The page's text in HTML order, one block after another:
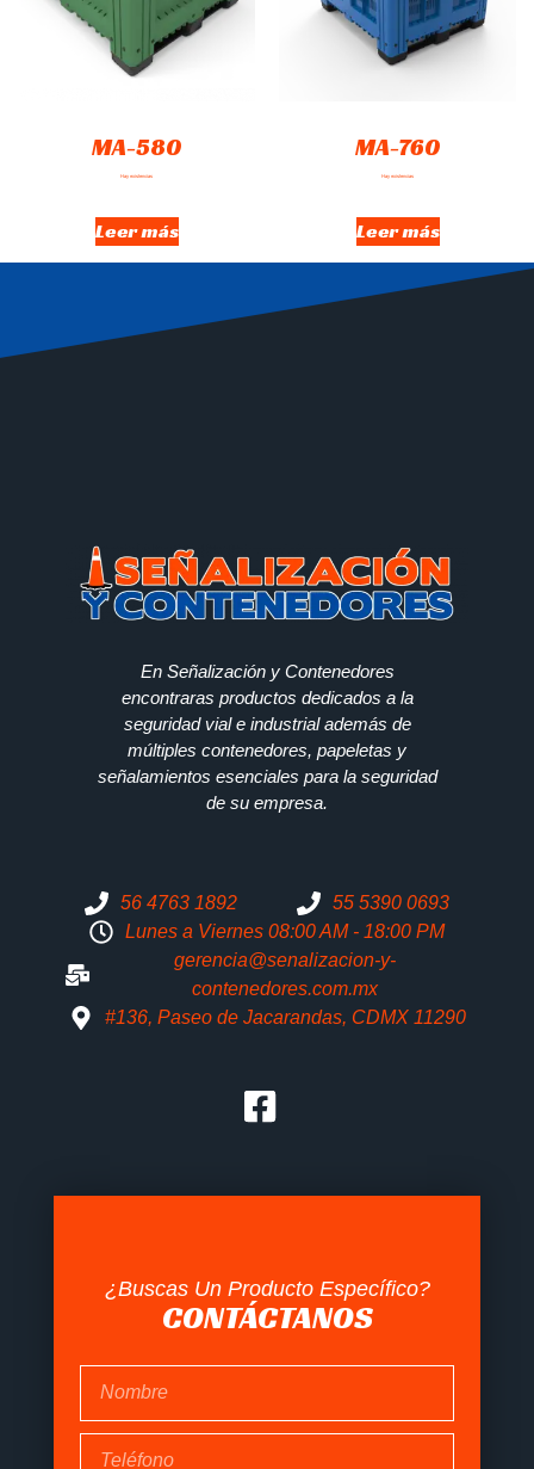
MA-580
Hay existencias
Leer más
MA-760
Hay existencias
Leer más
En Señalización y Contenedores
encontraras productos dedicados a la
seguridad vial e industrial además de
múltiples contenedores, papeletas y
señalamientos esenciales para la seguridad
de su empresa.
56 4763 1892
55 5390 0693
Lunes a Viernes 08:00 AM - 18:00 PM
gerencia@senalizacion-y-
contenedores.com.mx
#136, Paseo de Jacarandas, CDMX 11290
¿Buscas Un Producto Específico?
CONTÁCTANOS